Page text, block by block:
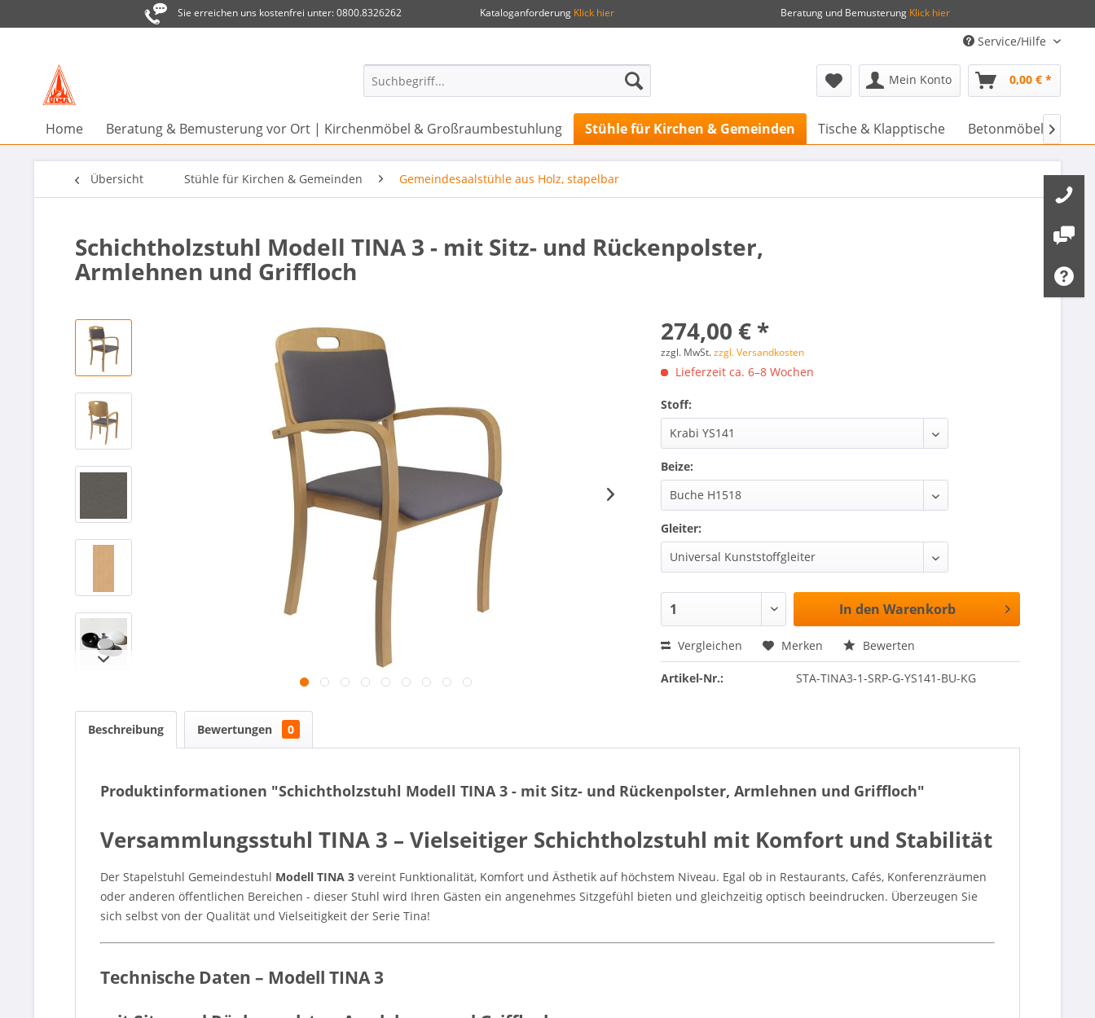
Sie erreichen uns kostenfrei unter: 0800.8326262 Kataloganforderung Klick hier Beratung und BemusterungKlick hier
Service/Hilfe
Mein Konto 0,00 € *
Home Beratung & Bemusterung vor Ort | Kirchenmöbel & Großraumbestuhlung Stühle für Kirchen & Gemeinden Tische & Klapptische Betonmöbel &

Übersicht Stühle für Kirchen & Gemeinden Gemeindesaalstühle aus Holz, stapelbar
Schichtholzstuhl Modell TINA 3 - mit Sitz- und Rückenpolster,
Armlehnen und Griffloch
274,00 € *
zzgl. MwSt.zzgl. Versandkosten
Lieferzeit ca. 6–8 Wochen
Stoff:
Beize:
Gleiter:
In den Warenkorb
Vergleichen Merken Bewerten
Artikel-Nr.: STA-TINA3-1-SRP-G-YS141-BU-KG
Beschreibung Bewertungen 0
Produktinformationen "Schichtholzstuhl Modell TINA 3 - mit Sitz- und Rückenpolster, Armlehnen und Griffloch"
Versammlungsstuhl TINA 3 – Vielseitiger Schichtholzstuhl mit Komfort und Stabilität
Der Stapelstuhl Gemeindestuhl Modell TINA 3 vereint Funktionalität, Komfort und Ästhetik auf höchstem Niveau. Egal ob in Restaurants, Cafés, Konferenzräumen
oder anderen öffentlichen Bereichen - dieser Stuhl wird Ihren Gästen ein angenehmes Sitzgefühl bieten und gleichzeitig optisch beeindrucken. Überzeugen Sie
sich selbst von der Qualität und Vielseitigkeit der Serie Tina!
Technische Daten – Modell TINA 3